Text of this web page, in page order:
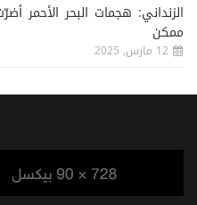
الزنداني: هجمات البحر الأحمر
ممكن
12 مارس, 2025